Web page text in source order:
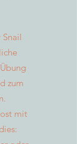
zum
mit